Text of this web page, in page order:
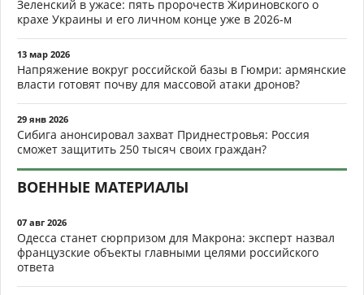
Зеленский в ужасе: пять пророчеств Жириновского о
крахе Украины и его личном конце уже в 2026-м
13 мар 2026
Напряжение вокруг российской базы в Гюмри: армянские
власти готовят почву для массовой атаки дронов?
29 янв 2026
Сибига анонсировал захват Приднестровья: Россия
сможет защитить 250 тысяч своих граждан?
ВОЕННЫЕ МАТЕРИАЛЫ
07 авг 2026
Одесса станет сюрпризом для Макрона: эксперт назвал
французские объекты главными целями российского
ответа